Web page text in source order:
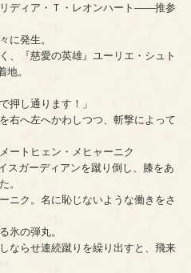
リディア・Ｔ・レオンハート――推参
に発生。
、『慈愛の英雄』ユーリエ・シュト
地。
押し通ります！」
右へ左へかわしつつ、斬撃によって
ートヒェン・メヒャーニク
スガーディアンを蹴り倒し、膝をあ
。
ニク。名に恥じないような働きをさ
氷の弾丸。
ならせ連続蹴りを繰り出すと、飛来